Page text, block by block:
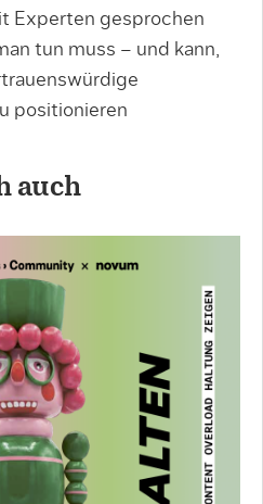
Experten gesprochen
tun muss – und kann,
positionieren
auch